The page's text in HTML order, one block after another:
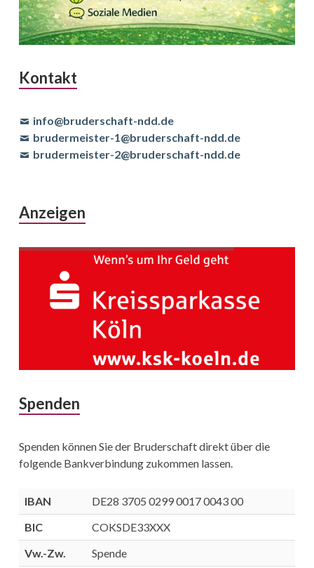
Kontakt
info@bruderschaft-ndd.de
brudermeister-1@bruderschaft-ndd.de
brudermeister-2@bruderschaft-ndd.de
Anzeigen
Spenden
Spenden können Sie der Bruderschaft direkt über die
folgende Bankverbindung zukommen lassen.
IBAN
DE28 3705 0299 0017 0043 00
BIC
COKSDE33XXX
Vw.-Zw.
Spende